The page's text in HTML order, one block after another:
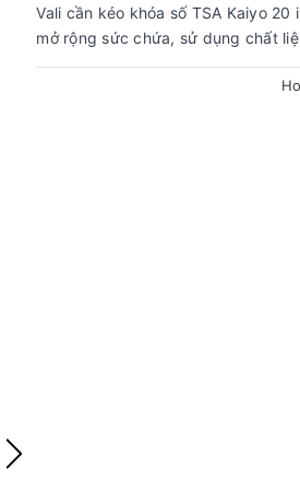
Vali cần kéo khóa số TSA Kaiyo
mở rộng sức chứa, sử dụng chất